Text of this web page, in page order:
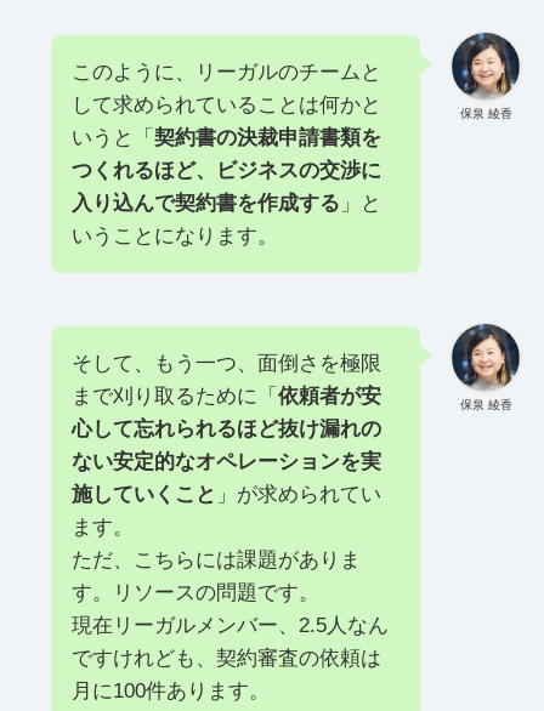
保泉 綾香
このように、リーガルのチームと
して求められていることは何かと
いうと「 契約書の決裁申請書類を
つくれるほど、ビジネスの交渉に
入り込んで契約書を作成する 」と
いうことになります。
保泉 綾香
そして、もう一つ、面倒さを極限
まで刈り取るために「 依頼者が安
心して忘れられるほど抜け漏れの
ない安定的なオペレーションを実
施していくこと 」が求められてい
ます。
ただ、こちらには課題がありま
す。リソースの問題です。
現在リーガルメンバー、2.5人なん
ですけれども、契約審査の依頼は
月に100件あります。